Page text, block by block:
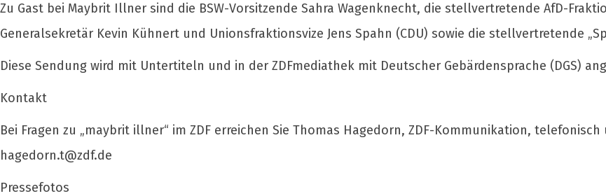
Zu Gast bei Maybrit Illner sind die BSW-Vorsitzende Sahra Wagenknecht, die stellvertretende AfD-
Generalsekretär Kevin Kühnert und Unionsfraktionsvize Jens Spahn (CDU) sowie die stellvertretende
Diese Sendung wird mit Untertiteln und in der ZDFmediathek mit Deutscher Gebärdensprache (DGS)
Kontakt
Bei Fragen zu „maybrit illner“ im ZDF erreichen Sie Thomas Hagedorn, ZDF-Kommunikation,
hagedorn.t@zdf.de
Pressefotos